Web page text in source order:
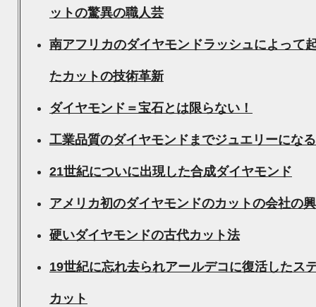
ットの驚異の職人芸
南アフリカのダイヤモンドラッシュによって
たカットの技術革新
ダイヤモンド＝宝石とは限らない！
工業品質のダイヤモンドまでジュエリーにな
21世紀についに出現した合成ダイヤモンド
アメリカ初のダイヤモンドのカットの会社の
硬いダイヤモンドの古代カット法
19世紀に忘れ去られアールデコに復活したス
カット